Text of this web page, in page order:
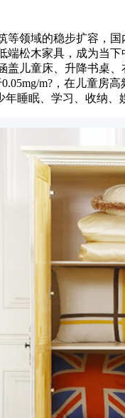
域的稳步扩容，国
端松木家具，成为当
儿童床、升降书桌
m?，在儿童
睡眠、学习、收纳、